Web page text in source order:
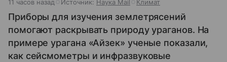
11 часов назад Источник: Наука Mail Климат
Приборы для изучения землетрясений
помогают раскрывать природу ураганов. На
примере урагана «Айзек» ученые показали,
как сейсмометры и инфразвуковые